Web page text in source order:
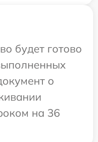
будет готово
о
на 36